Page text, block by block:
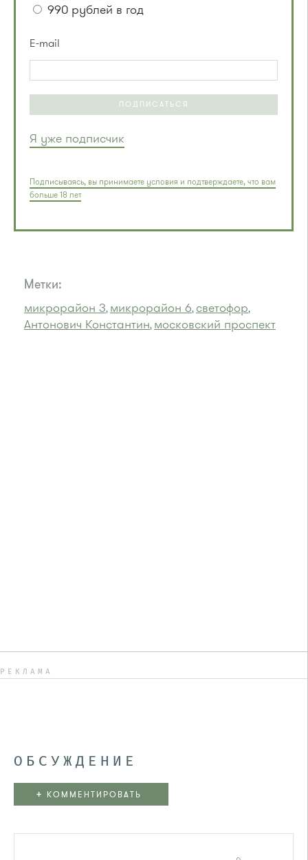
990 рублей в год
E-mail
ПОДПИСАТЬСЯ
Я уже подписчик
Подписываясь, вы принимаете условия и подтверждаете, что вам
больше 18 лет
Метки:
микрорайон 3, микрорайон 6, светофор,
Антонович Константин, московский проспект
РЕКЛАМА
ОБСУЖДЕНИЕ
+ КОММЕНТИРОВАТЬ